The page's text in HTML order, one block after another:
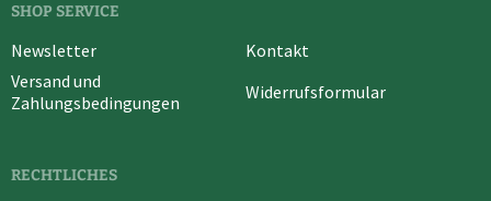
SHOP SERVICE
Newsletter
Kontakt
Versand und
Zahlungsbedingungen
Widerrufsformular
RECHTLICHES